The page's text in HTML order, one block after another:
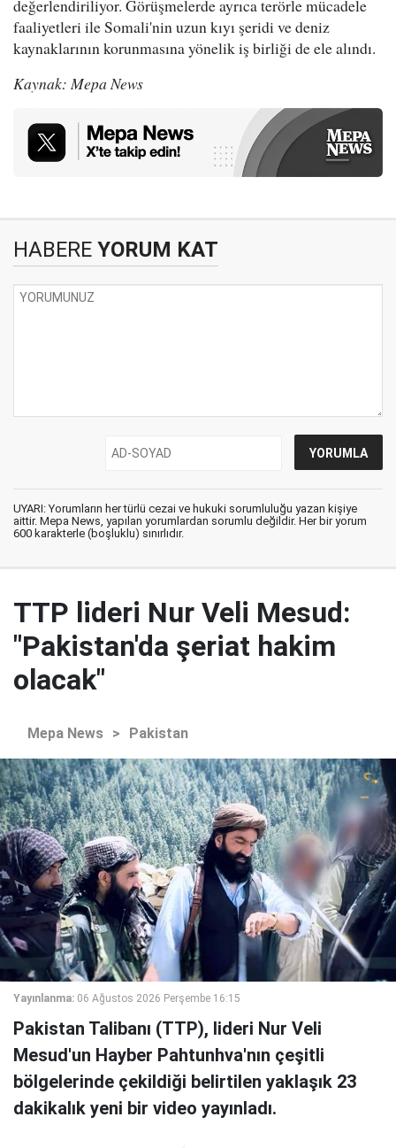
değerlendiriliyor. Görüşmelerde ayrıca terörle mücadele
faaliyetleri ile Somali'nin uzun kıyı şeridi ve deniz
kaynaklarının korunmasına yönelik iş birliği de ele alındı.
Kaynak: Mepa News
HABERE YORUM KAT
UYARI: Yorumların her türlü cezai ve hukuki sorumluluğu yazan kişiye
aittir. Mepa News, yapılan yorumlardan sorumlu değildir. Her bir yorum
600 karakterle (boşluklu) sınırlıdır.
TTP lideri Nur Veli Mesud:
"Pakistan'da şeriat hakim
olacak"
Mepa News > Pakistan
Yayınlanma: 06 Ağustos 2026 Perşembe 16:15
Pakistan Talibanı (TTP), lideri Nur Veli
Mesud'un Hayber Pahtunhva'nın çeşitli
bölgelerinde çekildiği belirtilen yaklaşık 23
dakikalık yeni bir video yayınladı.